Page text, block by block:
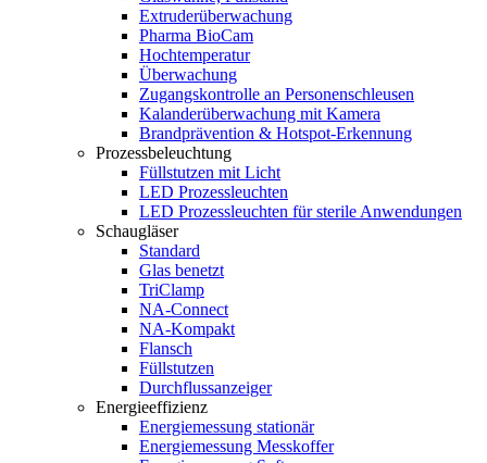
Extruderüberwachung
Pharma BioCam
Hochtemperatur
Überwachung
Zugangskontrolle an Personenschleusen
Kalanderüberwachung mit Kamera
Brandprävention & Hotspot-Erkennung
Prozessbeleuchtung
Füllstutzen mit Licht
LED Prozessleuchten
LED Prozessleuchten für sterile Anwendungen
Schaugläser
Standard
Glas benetzt
TriClamp
NA-Connect
NA-Kompakt
Flansch
Füllstutzen
Durchflussanzeiger
Energieeffizienz
Energiemessung stationär
Energiemessung Messkoffer